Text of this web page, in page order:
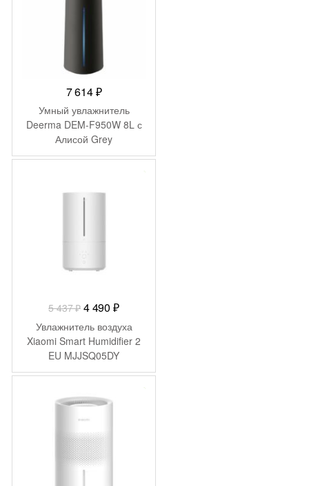
7 614₽
Умный увлажнитель
Deerma DEM-F950W 8L с
Алисой Grey
5 437₽ Первоначальная
цена
составляла
5
437 ₽.
4 490 ₽Текущая
цена:
4
490 ₽.
Увлажнитель воздуха
Xiaomi Smart Humidifier 2
EU MJJSQ05DY
(BHR6026EU)